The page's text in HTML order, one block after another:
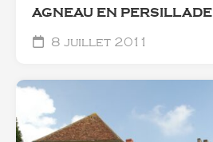
AGNEAU EN PERSILLADE
8 juillet 2011